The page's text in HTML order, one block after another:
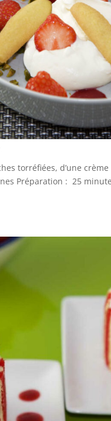
torréfiées, d’une
Préparation : 25